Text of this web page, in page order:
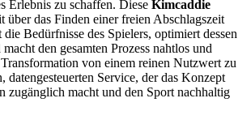
Erlebnis zu schaffen. Diese Kimcaddie
über das Finden einer freien Abschlagszeit
Bedürfnisse des Spielers, optimiert dessen
den gesamten Prozess nahtlos und
von einem reinen Nutzwert zu
datengesteuerten Service, der das Konzept
zugänglich macht und den Sport nachhaltig